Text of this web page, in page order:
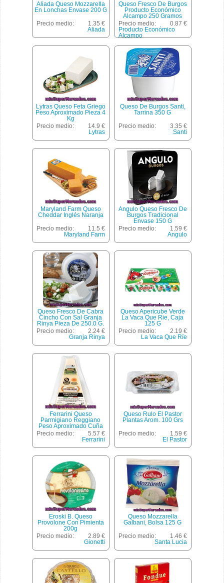
Aliada Queso Mozzarella
En Lonchas Envase 200 G
Precio medio:
1.35 €
Aliada
Queso Fresco De Burgos
Producto Económico
Alcampo 250 Gramos
Precio medio:
0.87 €
Producto Económico
Alcampo
Lytras Queso Feta Griego
Peso Aproximado Pieza 4
Kg
Precio medio:
14.9 €
Lytras
Queso De Burgos Santi,
Tarrina 350 G
Precio medio:
3.35 €
Santi
Maryland Farm Queso
Cheddar Inglés Naranja
Precio medio:
11.5 €
Maryland Farm
Angulo Queso Fresco De
Burgos Tradicional
Envase 150 G
Precio medio:
1.59 €
Angulo
Queso Fresco De Cabra
Cincho Con Sal Granja
Rinya Pieza De 250.0 G.
Aprox
Precio medio:
2.24 €
Granja Rinya
Queso Apericube Verde
La Vaca Que Rie, Caja
125 G
Precio medio:
2.19 €
La Vaca Que Ríe
Ferrarini Queso
Parmigiano Reggiano
Peso Aproximado Cuña
280 G
Precio medio:
5.57 €
Ferrarini
Queso Rulo El Pastor
Plantas Arom. 100 Grs
Precio medio:
1.59 €
El Pastor
Eroski B. Queso
Provolone Con Pimienta
200g
Precio medio:
2.89 €
Gionetti
Queso Mozzarella
Galbani, Bolsa 125 G
Precio medio:
1.46 €
Santa Lucia